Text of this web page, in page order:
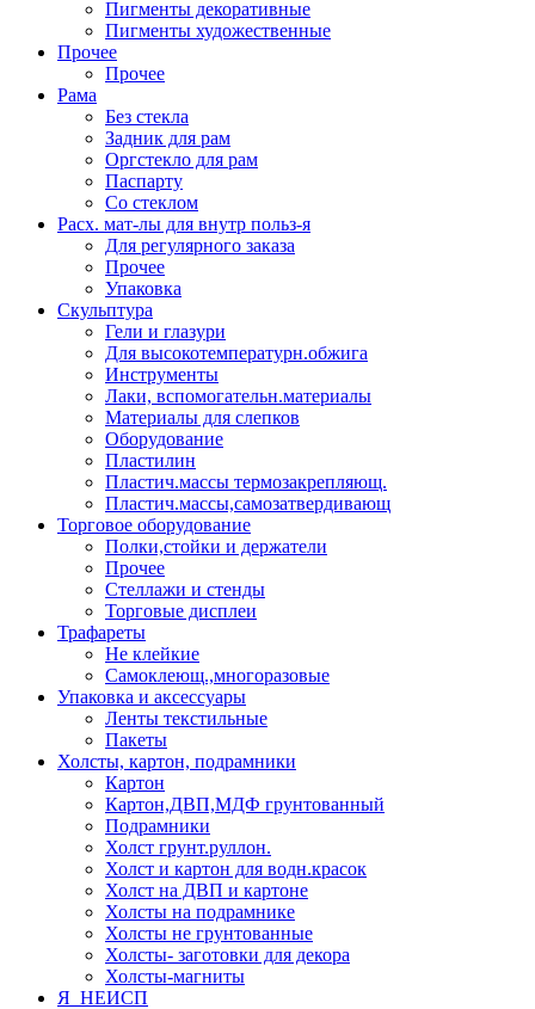
Пигменты декоративные
Пигменты художественные
Прочее
Прочее
Рама
Без стекла
Задник для рам
Оргстекло для рам
Паспарту
Со стеклом
Расх. мат-лы для внутр польз-я
Для регулярного заказа
Прочее
Упаковка
Скульптура
Гели и глазури
Для высокотемпературн.обжига
Инструменты
Лаки, вспомогательн.материалы
Материалы для слепков
Оборудование
Пластилин
Пластич.массы термозакрепляющ.
Пластич.массы,самозатвердивающ
Торговое оборудование
Полки,стойки и держатели
Прочее
Стеллажи и стенды
Торговые дисплеи
Трафареты
Не клейкие
Самоклеющ.,многоразовые
Упаковка и аксессуары
Ленты текстильные
Пакеты
Холсты, картон, подрамники
Картон
Картон,ДВП,МДФ грунтованный
Подрамники
Холст грунт.руллон.
Холст и картон для водн.красок
Холст на ДВП и картоне
Холсты на подрамнике
Холсты не грунтованные
Холсты- заготовки для декора
Холсты-магниты
Я_НЕИСП